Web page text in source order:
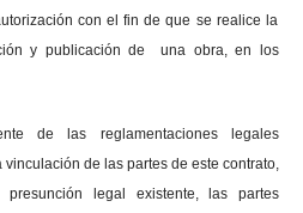
con el fin de que se realice la
y publicación de una obra, en los
de las reglamentaciones legales
de las partes de este contrato,
legal existente, las partes